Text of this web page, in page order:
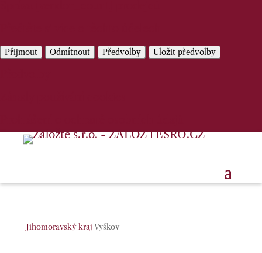
Přijmout Odmítnout Předvolby Uložit předvolby
Jihomoravský kraj Vyškov